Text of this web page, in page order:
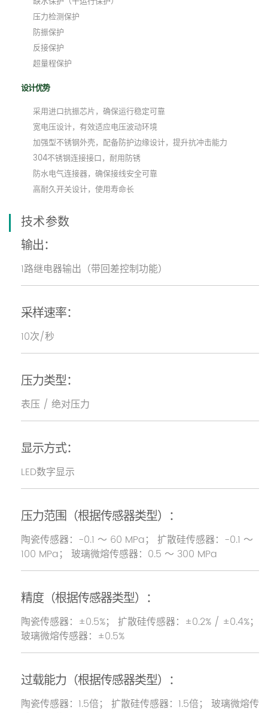
压力检测保护
防振保护
反接保护
超量程保护
设计优势
采用进口抗振芯片，确保运行稳定可靠
宽电压设计，有效适应电压波动环境
加强型不锈钢外壳，配备防护边缘设计，提升抗冲击能力
304不锈钢连接接口，耐用防锈
防水电气连接器，确保接线安全可靠
高耐久开关设计，使用寿命长
技术参数
输出：
1路继电器输出（带回差控制功能）
采样速率：
10次/秒
压力类型：
表压 / 绝对压力
显示方式：
LED数字显示
压力范围（根据传感器类型）：
陶瓷传感器：-0.1 ～ 60 MPa； 扩散硅传感器：-0.1 ～
100 MPa； 玻璃微熔传感器：0.5 ～ 300 MPa
精度（根据传感器类型）：
陶瓷传感器：±0.5%； 扩散硅传感器：±0.2% / ±0.4%；
玻璃微熔传感器：±0.5%
过载能力（根据传感器类型）：
陶瓷传感器：1.5倍； 扩散硅传感器：1.5倍； 玻璃微熔传